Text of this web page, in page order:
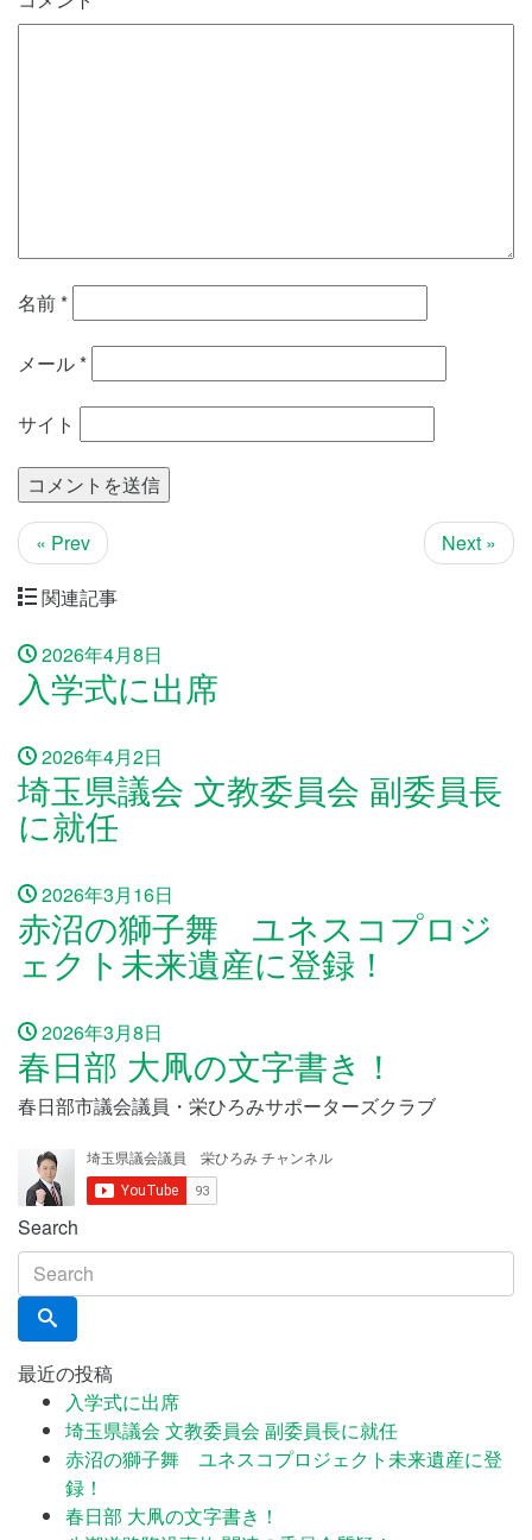
名前*
メール*
サイト
« Prev
Next »
関連記事
2026年4月8日
入学式に出席
2026年4月2日
埼玉県議会 文教委員会 副委員長
に就任
2026年3月16日
赤沼の獅子舞 ユネスコプロジ
ェクト未来遺産に登録！
2026年3月8日
春日部 大凧の文字書き！
春日部市議会議員・栄ひろみサポーターズクラブ
Search
最近の投稿
入学式に出席
埼玉県議会 文教委員会 副委員長に就任
赤沼の獅子舞 ユネスコプロジェクト未来遺産に登
録！
春日部 大凧の文字書き！